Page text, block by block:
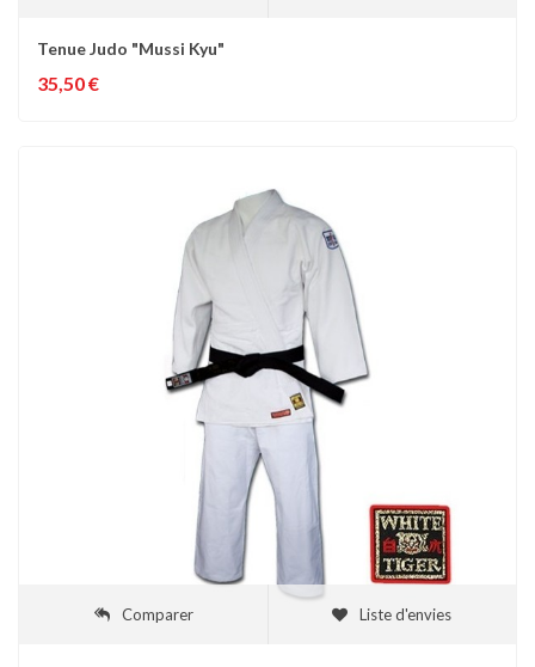
Tenue Judo "Mussi Kyu"
35,50 €
Comparer Liste d'envies